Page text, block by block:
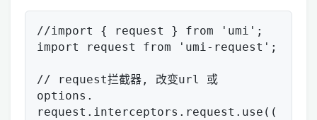
//import { request } from 'umi';
import request from 'umi-request';
// request拦截器, 改变url 或
options.
request.interceptors.request.use((